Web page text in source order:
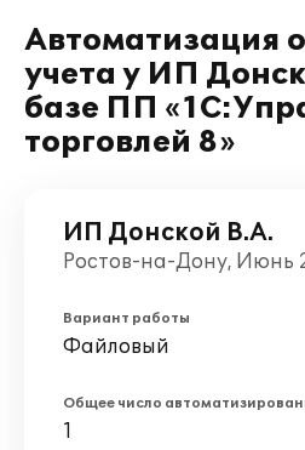
Автоматизация
учета у ИП
базе ПП
торговлей 8»
ИП Донской В.А.
Ростов-на-Дону, Июнь
Вариант работы
Файловый
Общее число
1